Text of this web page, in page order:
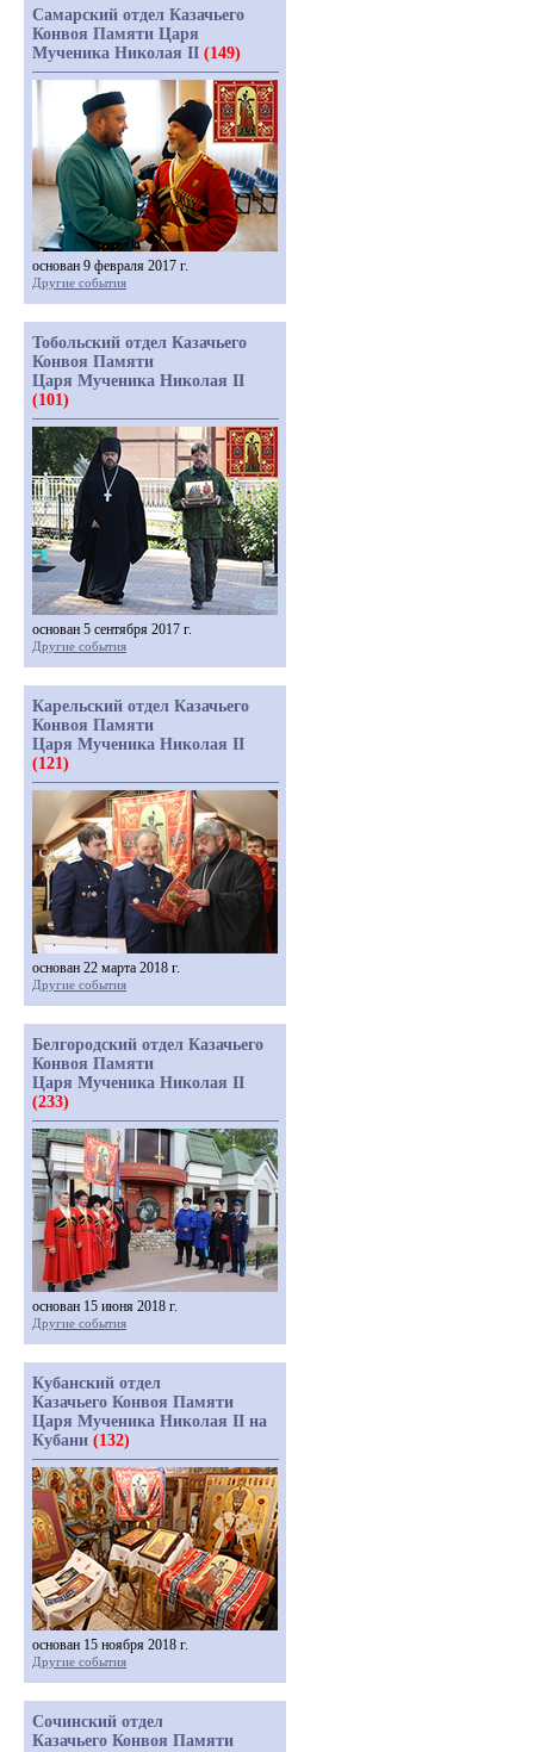
Самарский отдел Казачьего
Конвоя Памяти Царя
Мученика Николая II (149)
основан 9 февраля 2017 г.
Другие события
Тобольский отдел Казачьего
Конвоя Памяти
Царя Мученика Николая II
(101)
основан 5 сентября 2017 г.
Другие события
Карельский отдел Казачьего
Конвоя Памяти
Царя Мученика Николая II
(121)
основан 22 марта 2018 г.
Другие события
Белгородский отдел Казачьего
Конвоя Памяти
Царя Мученика Николая II
(233)
основан 15 июня 2018 г.
Другие события
Кубанский отдел
Казачьего Конвоя Памяти
Царя Мученика Николая II на
Кубани (132)
основан 15 ноября 2018 г.
Другие события
Сочинский отдел
Казачьего Конвоя Памяти